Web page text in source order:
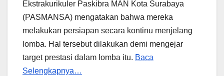
Ekstrakurikuler Paskibra MAN Kota Surabaya
(PASMANSA) mengatakan bahwa mereka
melakukan persiapan secara kontinu menjelang
lomba. Hal tersebut dilakukan demi mengejar
target prestasi dalam lomba itu. Baca
Selengkapnya…